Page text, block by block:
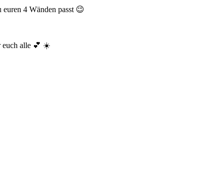
4 Wänden passt 😉
euch alle 💕 ☀️